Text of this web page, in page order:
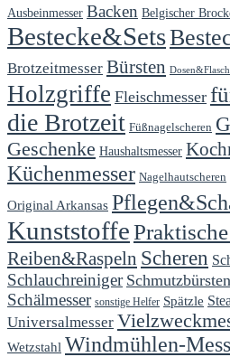
Ausbeinmesser Backen Belgischer
Bestecke&Sets
Brotzeitmesser Bürsten
Holzgriffe Fleischmesser
die Brotzeit Füßnagelscheren
Geschenke Haushaltsmesser
Küchenmesser Nagelhautscheren
Original Arkansas
Kunststoffe
Reiben&Raspeln Scheren
Schlauchreiniger Schmutzbürsten
Schälmesser sonstige Helfer Spätzle
Universalmesser
Wetzstahl Windmühlen-